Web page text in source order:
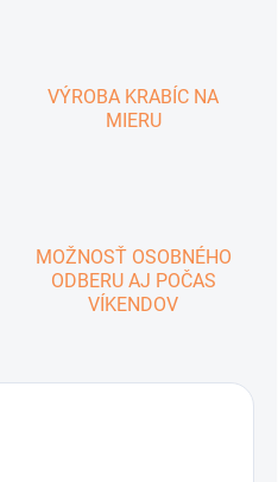
VÝROBA KRABÍC NA
MIERU
MOŽNOSŤ OSOBNÉHO
ODBERU AJ POČAS
VÍKENDOV